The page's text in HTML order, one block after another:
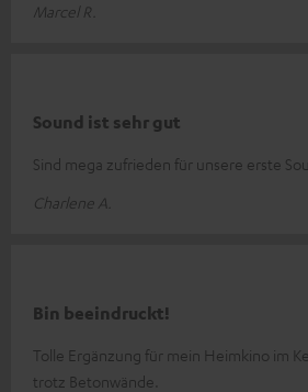
Marcel R.
Sound ist sehr gut
Sind mega zufrieden für unsere erste
Charlene A.
Bin beeindruckt!
Tolle Ergänzung für mein Heimkino im
trotz Betonwände.